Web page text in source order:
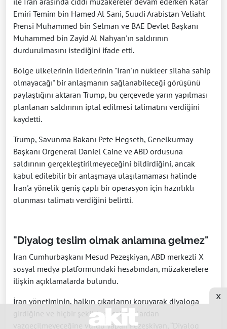
Emiri Temim bin Hamed Al Sani, Suudi Arabistan Veliaht
Prensi Muhammed bin Selman ve BAE Devlet Başkanı
Muhammed bin Zayid Al Nahyan'ın saldırının
durdurulmasını istediğini ifade etti.
Bölge ülkelerinin liderlerinin "İran'ın nükleer silaha sahip
olmayacağı" bir anlaşmanın sağlanabileceği görüşünü
paylaştığını aktaran Trump, bu çerçevede yarın yapılması
planlanan saldırının iptal edilmesi talimatını verdiğini
kaydetti.
Trump, Savunma Bakanı Pete Hegseth, Genelkurmay
Başkanı Orgeneral Daniel Caine ve ABD ordusuna
saldırının gerçekleştirilmeyeceğini bildirdiğini, ancak
kabul edilebilir bir anlaşmaya ulaşılamaması halinde
İran'a yönelik geniş çaplı bir operasyon için hazırlıklı
olunması talimatı verdiğini belirtti.
"Diyalog teslim olmak anlamına gelmez"
İran Cumhurbaşkanı Mesud Pezeşkiyan, ABD merkezli X
sosyal medya platformundaki hesabından, müzakerelere
ilişkin açıklamalarda bulundu.
İran yönetiminin, halkın çıkarlarını koruyarak diyaloga
girdiğine ve hiçbir şekilde yasal haklardan
vazgeçilmeyeceğine vurgu yapan Pezeşkiyan, “Diyalog
x